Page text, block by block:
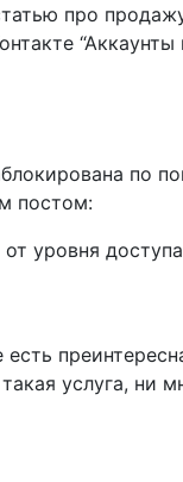
про
“Аккаунты
по
постом:
уровня доступа
услуга, ни